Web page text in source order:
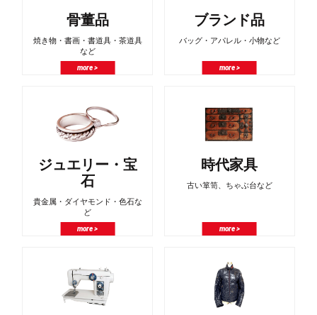
骨董品
焼き物・書画・書道具・茶道具
など
more >
ブランド品
バッグ・アパレル・小物など
more >
ジュエリー・宝
石
貴金属・ダイヤモンド・色石な
ど
more >
時代家具
古い箪笥、ちゃぶ台など
more >